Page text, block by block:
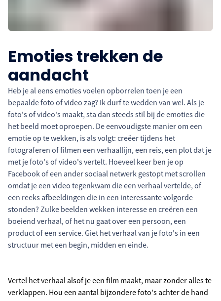
Emoties trekken de
aandacht
Heb je al eens emoties voelen opborrelen toen je een
bepaalde foto of video zag? Ik durf te wedden van wel. Als je
foto's of video's maakt, sta dan steeds stil bij de emoties die
het beeld moet oproepen. De eenvoudigste manier om een
emotie op te wekken, is als volgt: creëer tijdens het
fotograferen of filmen een verhaallijn, een reis, een plot dat je
met je foto's of video's vertelt. Hoeveel keer ben je op
Facebook of een ander sociaal netwerk gestopt met scrollen
omdat je een video tegenkwam die een verhaal vertelde, of
een reeks afbeeldingen die in een interessante volgorde
stonden? Zulke beelden wekken interesse en creëren een
boeiend verhaal, of het nu gaat over een persoon, een
product of een service. Giet het verhaal van je foto's in een
structuur met een begin, midden en einde.
Vertel het verhaal alsof je een film maakt, maar zonder alles te
verklappen. Hou een aantal bijzondere foto's achter de hand